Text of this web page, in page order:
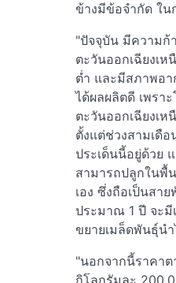
ข้างมีข้อจำกัด ใ
"ปัจจุบัน มีความก้
ตะวันออกเฉียงเ
ต่ำ และมีสภาพอ
ได้ผลผลิตดี เพรา
ตะวันออกเฉียงเห
ตั้งแต่ช่วงสามเดื
ประเด็นนี้อยู่ด้วย
สามารถปลูกในพื้
เอง ซึ่งถือเป็นส
ประมาณ 1 ปี จะมี
ขยายเมล็ดพันธุ์น
"นอกจากนี้ราคา
กิโลกรัมละ